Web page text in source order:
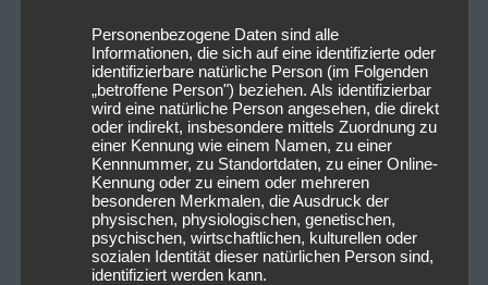
Personenbezogene Daten sind alle
Informationen, die sich auf eine identifizierte oder
identifizierbare natürliche Person (im Folgenden
„betroffene Person") beziehen. Als identifizierbar
wird eine natürliche Person angesehen, die direkt
oder indirekt, insbesondere mittels Zuordnung zu
einer Kennung wie einem Namen, zu einer
Kennnummer, zu Standortdaten, zu einer Online-
Kennung oder zu einem oder mehreren
besonderen Merkmalen, die Ausdruck der
physischen, physiologischen, genetischen,
psychischen, wirtschaftlichen, kulturellen oder
sozialen Identität dieser natürlichen Person sind,
identifiziert werden kann.